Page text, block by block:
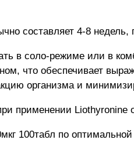
составляет 4-8
в соло-режиме или в
что обеспечивает
организма и
применении Liothyronine
100табл по